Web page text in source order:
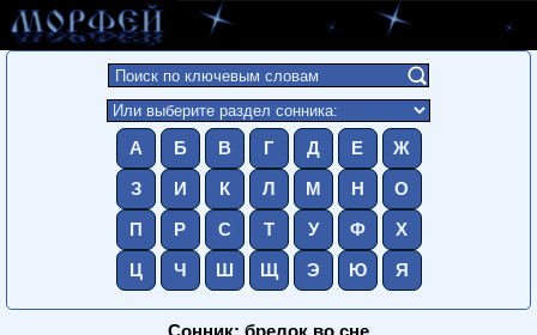
А Б В Г Д Е Ж
З И К Л М Н О
П Р С Т У Ф Х
Ц Ч Ш Щ Э Ю Я